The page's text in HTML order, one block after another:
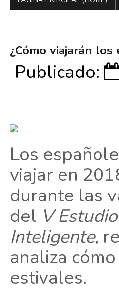
¿Cómo viajarán
Publicado:
Los
viajar en
durante las
del V
Inteligente,
analiza
estivales.